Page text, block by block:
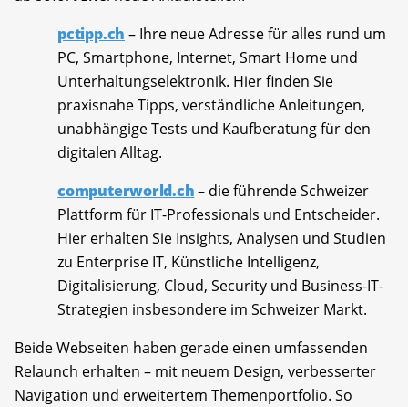
pctipp.ch – Ihre neue Adresse für alles rund um
PC, Smartphone, Internet, Smart Home und
Unterhaltungselektronik. Hier finden Sie
praxisnahe Tipps, verständliche Anleitungen,
unabhängige Tests und Kaufberatung für den
digitalen Alltag.
computerworld.ch– die führende Schweizer
Plattform für IT-Professionals und Entscheider.
Hier erhalten Sie Insights, Analysen und Studien
zu Enterprise IT, Künstliche Intelligenz,
Digitalisierung, Cloud, Security und Business-IT-
Strategien insbesondere im Schweizer Markt.
Beide Webseiten haben gerade einen umfassenden
Relaunch erhalten – mit neuem Design, verbesserter
Navigation und erweitertem Themenportfolio. So